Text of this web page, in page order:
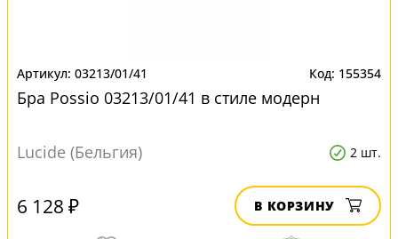
03213/01/41 155354
Бра Possio 03213/01/41 в стиле модерн
Lucide (Бельгия) 2 шт.
6 128 ₽ В КОРЗИНУ